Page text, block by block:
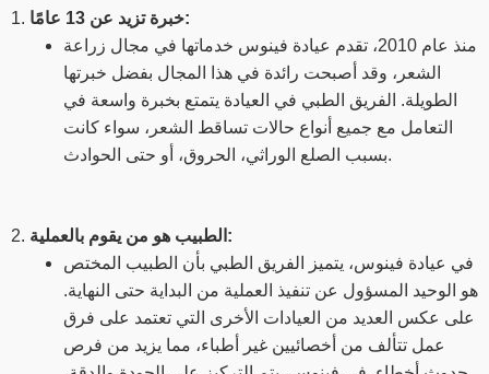
1.
خبرة تزيد عن 13 عامًا:
منذ عام 2010، تقدم عيادة فينوس خدماتها في مجال زراعة
الشعر، وقد أصبحت رائدة في هذا المجال بفضل خبرتها
الطويلة. الفريق الطبي في العيادة يتمتع بخبرة واسعة في
التعامل مع جميع أنواع حالات تساقط الشعر، سواء كانت
بسبب الصلع الوراثي، الحروق، أو حتى الحوادث.
2.
الطبيب هو من يقوم بالعملية:
في عيادة فينوس، يتميز الفريق الطبي بأن الطبيب المختص
هو الوحيد المسؤول عن تنفيذ العملية من البداية حتى النهاية.
على عكس العديد من العيادات الأخرى التي تعتمد على فرق
عمل تتألف من أخصائيين غير أطباء، مما يزيد من فرص